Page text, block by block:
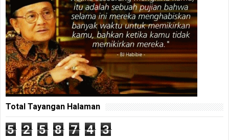
Total Tayangan Halaman
5 2 5 8 7 4 3